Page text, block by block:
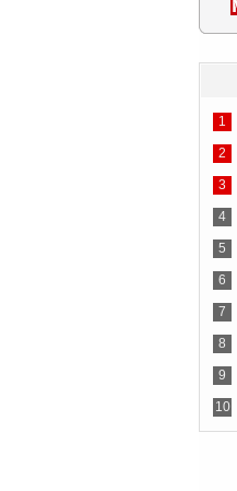
1
2
3
4
5
6
7
8
9
10